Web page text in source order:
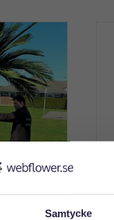
Samtycke
320 cm